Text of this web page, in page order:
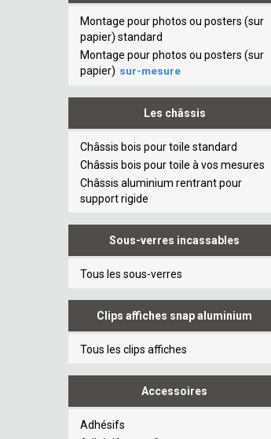
Montage pour photos ou posters (sur
papier) standard
Montage pour photos ou posters (sur
papier) sur-mesure
Les châssis
Châssis bois pour toile standard
Châssis bois pour toile à vos mesures
Châssis aluminium rentrant pour
support rigide
Sous-verres incassables
Tous les sous-verres
Clips affiches snap aluminium
Tous les clips affiches
Accessoires
Adhésifs